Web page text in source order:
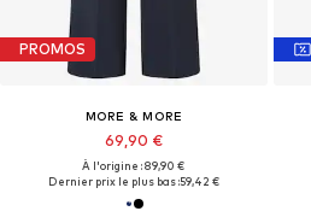
PROMOS
MORE & MORE
69,90 €
À l'origine : 89,90 €
Dernier prix le plus bas :59,42 €